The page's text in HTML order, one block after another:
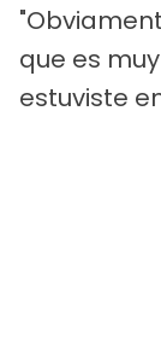
que es
estuviste